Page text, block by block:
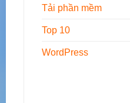
Tải phần mềm
Top 10
WordPress